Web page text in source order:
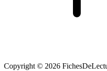
Copyright © 2026